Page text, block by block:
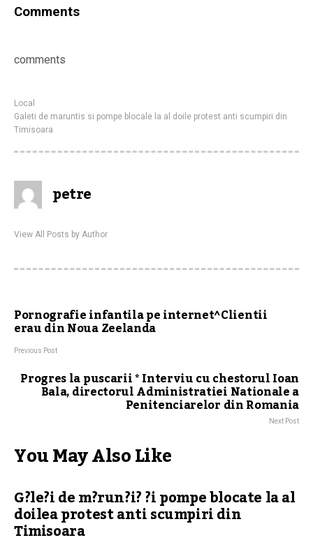
Comments
comments
Local
Galeti de maruntis si pompe blocale la al doile protest anti scumpiri din
Timisoara
petre
View All Posts by Author
Pornografie infantila pe internet^Clientii
erau din Noua Zeelanda
Previous Post
Progres la puscarii * Interviu cu chestorul Ioan
Bala, directorul Administratiei Nationale a
Penitenciarelor din Romania
Next Post
You May Also Like
G?le?i de m?run?i? ?i pompe blocate la al
doilea protest anti scumpiri din
Timisoara